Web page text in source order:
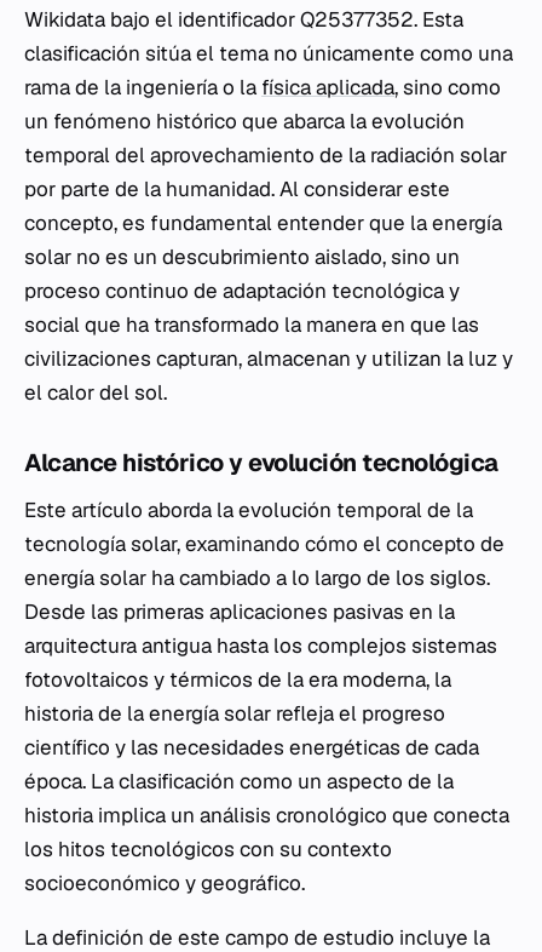
Wikidata bajo el identificador Q25377352. Esta
clasificación sitúa el tema no únicamente como una
rama de la ingeniería o la física aplicada, sino como
un fenómeno histórico que abarca la evolución
temporal del aprovechamiento de la radiación solar
por parte de la humanidad. Al considerar este
concepto, es fundamental entender que la energía
solar no es un descubrimiento aislado, sino un
proceso continuo de adaptación tecnológica y
social que ha transformado la manera en que las
civilizaciones capturan, almacenan y utilizan la luz y
el calor del sol.
Alcance histórico y evolución tecnológica
Este artículo aborda la evolución temporal de la
tecnología solar, examinando cómo el concepto de
energía solar ha cambiado a lo largo de los siglos.
Desde las primeras aplicaciones pasivas en la
arquitectura antigua hasta los complejos sistemas
fotovoltaicos y térmicos de la era moderna, la
historia de la energía solar refleja el progreso
científico y las necesidades energéticas de cada
época. La clasificación como un aspecto de la
historia implica un análisis cronológico que conecta
los hitos tecnológicos con su contexto
socioeconómico y geográfico.
La definición de este campo de estudio incluye la